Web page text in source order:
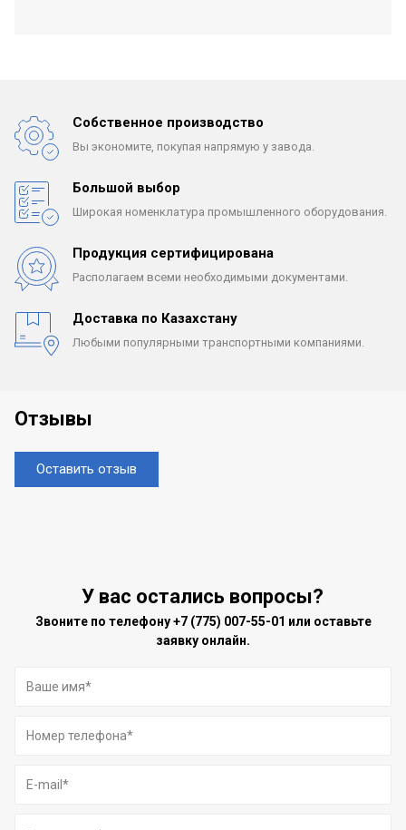
Собственное производство
Вы экономите, покупая напрямую у завода.
Большой выбор
Широкая номенклатура промышленного оборудования.
Продукция сертифицирована
Располагаем всеми необходимыми документами.
Доставка по Казахстану
Любыми популярными транспортными компаниями.
Отзывы
Оставить отзыв
У вас остались вопросы?
Звоните по телефону+7 (775) 007-55-01 или оставьте
заявку онлайн.